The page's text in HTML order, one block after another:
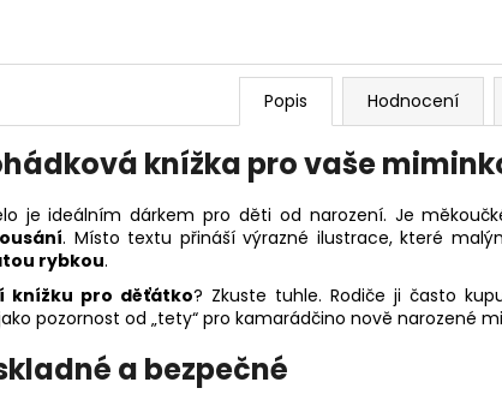
Popis Hodnocení
knížka pro vaše
je ideálním dárkem pro děti od narození. Je
. Místo textu přináší výrazné ilustrace, které
rybkou.
knížku pro děťátko? Zkuste tuhle. Rodiče ji často
pozornost od „tety“ pro kamarádčino nově narozené
a bezpečné